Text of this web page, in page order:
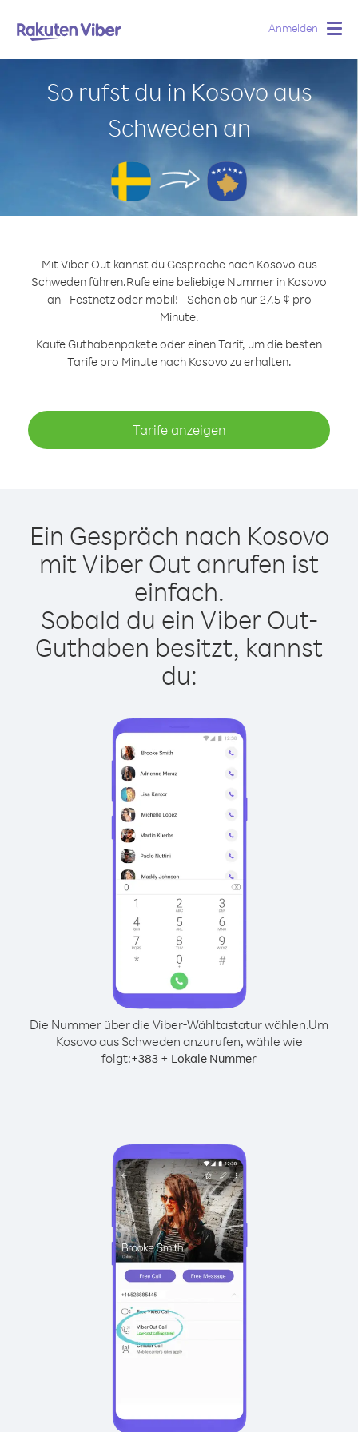
Anmelden
So rufst du in Kosovo aus
Schweden an
Mit Viber Out kannst du Gespräche nach Kosovo aus
Schweden führen.Rufe eine beliebige Nummer in Kosovo
an - Festnetz oder mobil! - Schon ab nur 27.5 ¢ pro
Minute.
Kaufe Guthabenpakete oder einen Tarif, um die besten
Tarife pro Minute nach Kosovo zu erhalten.
Tarife anzeigen
Ein Gespräch nach Kosovo
mit Viber Out anrufen ist
einfach.
Sobald du ein Viber Out-
Guthaben besitzt, kannst
du:
Die Nummer über die Viber-Wähltastatur wählen.Um
Kosovo aus Schweden anzurufen, wähle wie
folgt:+383 + Lokale Nummer